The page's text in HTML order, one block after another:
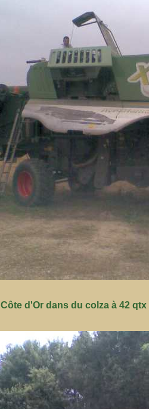
d'Or dans du colza à 42 qtx